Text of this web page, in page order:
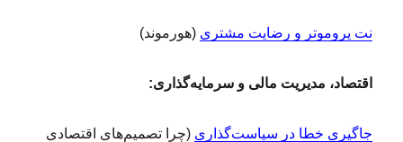
نت پروموتر و رضایت مشتری (هورموند)
اقتصاد، مدیریت مالی و سرمایه‌گذاری:
جاگیری خطا در سیاست‌گذاری (چرا تصمیم‌های اقتصادی